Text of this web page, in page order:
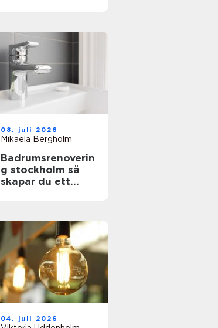
08. juli 2026
Mikaela Bergholm
Badrumsrenoverin
g stockholm så
skapar du ett
04. juli 2026